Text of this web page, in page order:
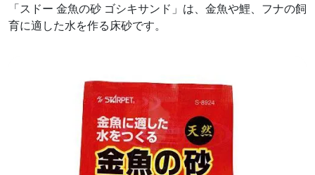
「スドー 金魚の砂 ゴシキサンド」は、金魚や鯉、フナの飼
育に適した水を作る床砂です。